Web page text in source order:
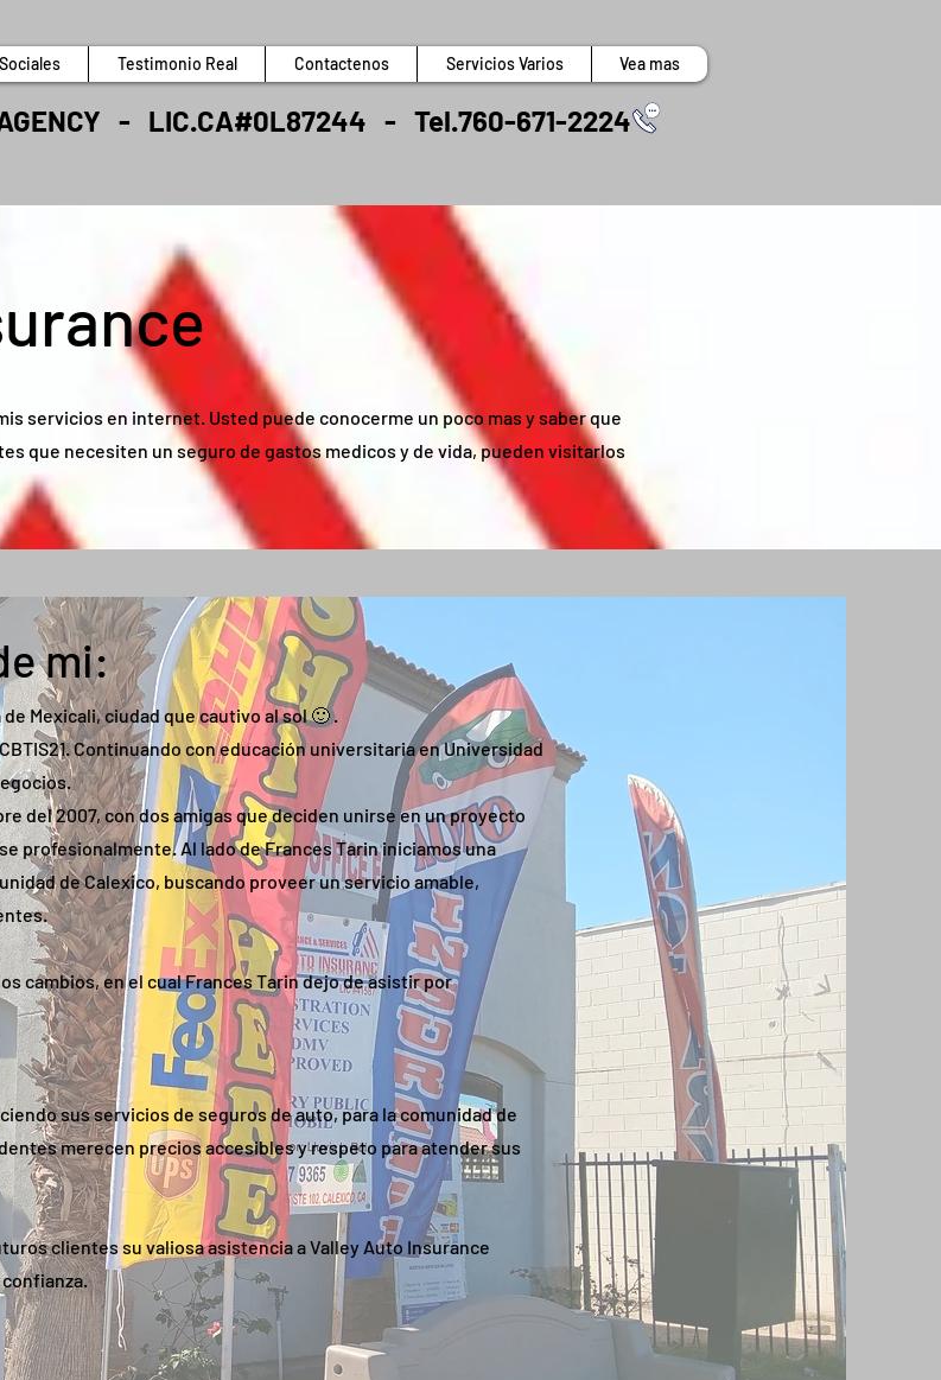
Testimonio Real Contactenos Servicios Varios Vea mas
AGENCY - LIC.CA#0L87244 - Tel.760-671-2224
servicios en internet. Usted puede conocerme un poco mas y saber que
que necesiten un seguro de gastos medicos y de vida, pueden visitarlos
mi:
Mexicali, ciudad que cautivo al sol 🙂 .
Continuando con educación universitaria en Universidad
del 2007, con dos amigas que deciden unirse en un proyecto
profesionalmente. Al lado de Frances Tarin iniciamos una
de Calexico, buscando proveer un servicio amable,
cambios, en el cual Frances Tarin dejo de asistir por
sus servicios de seguros de auto, para la comunidad de
merecen precios accesibles y respeto para atender sus
clientes su valiosa asistencia a Valley Auto Insurance